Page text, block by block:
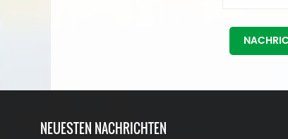
NEUESTEN NACHRICHTEN